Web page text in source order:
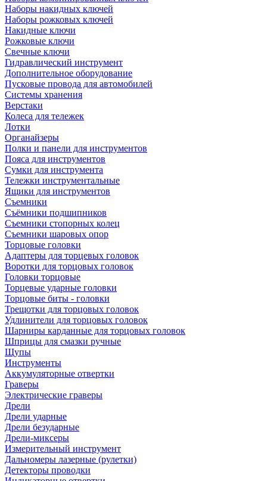
Наборы накидных ключей
Наборы рожковых ключей
Накидные ключи
Рожковые ключи
Свечные ключи
Гидравлический инструмент
Дополнительное оборудование
Пусковые провода для автомобилей
Системы хранения
Верстаки
Колеса для тележек
Лотки
Органайзеры
Полки и панели для инструментов
Пояса для инструментов
Сумки для инструмента
Тележки инструментальные
Ящики для инструментов
Съемники
Съёмники подшипников
Съемники стопорных колец
Съемники шаровых опор
Торцовые головки
Адаптеры для торцевых головок
Воротки для торцовых головок
Головки торцовые
Торцевые ударные головки
Торцовые биты - головки
Трещотки для торцовых головок
Удлинители для торцовых головок
Шарниры карданные для торцовых головок
Шприцы для смазки ручные
Щупы
Инструменты
Аккумуляторные отвертки
Граверы
Электрические граверы
Дрели
Дрели ударные
Дрели безударные
Дрели-миксеры
Измерительный инструмент
Дальномеры лазерные (рулетки)
Детекторы проводки